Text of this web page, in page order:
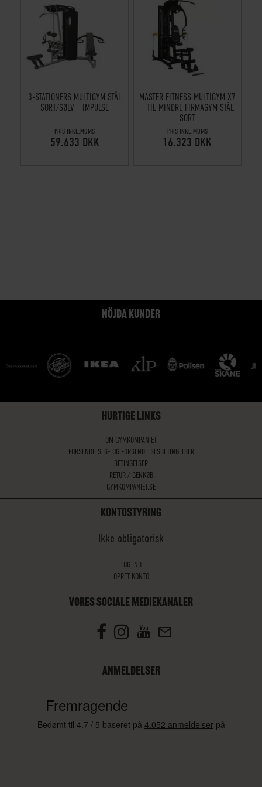
3-STATIONERS MULTIGYM STÅL
SORT/SØLV – IMPULSE
PRIS INKL.MOMS
59.633 DKK
MASTER FITNESS MULTIGYM X7
– TIL MINDRE FIRMAGYM STÅL
SORT
PRIS INKL.MOMS
16.323 DKK
NÖJDA KUNDER
HURTIGE LINKS
OM GYMKOMPANIET
FORSENDELSES- OG FORSENDELSESBETINGELSER
BETINGELSER
RETUR / GENKØB
GYMKOMPANIET.SE
KONTOSTYRING
Ikke obligatorisk
LOG IND
OPRET KONTO
VORES SOCIALE MEDIEKANALER
ANMELDELSER